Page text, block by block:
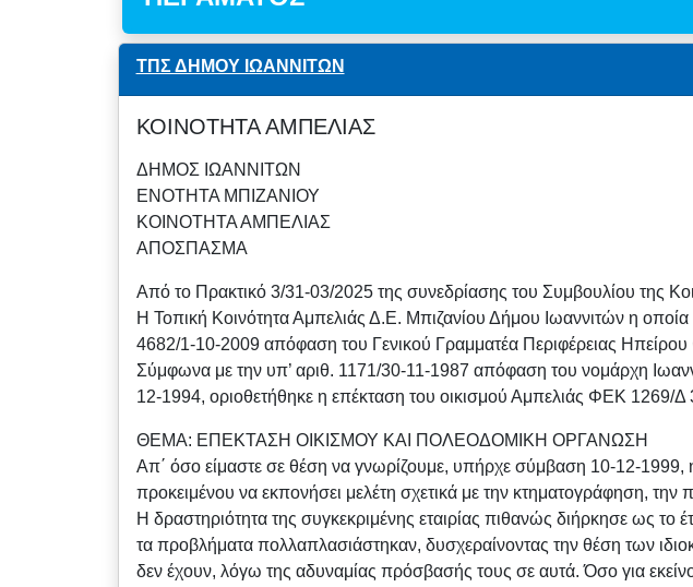
ΤΠΣ ΔΗΜΟΥ ΙΩΑΝΝΙΤΩΝ
ΚΟΙΝΟΤΗΤΑ ΑΜΠΕΛΙΑΣ
ΔΗΜΟΣ ΙΩΑΝΝΙΤΩΝ
ΕΝΟΤΗΤΑ ΜΠΙΖΑΝΙΟΥ
ΚΟΙΝΟΤΗΤΑ ΑΜΠΕΛΙΑΣ
ΑΠΟΣΠΑΣΜΑ
Από το Πρακτικό 3/31-03/2025 της συνεδρίασης του Συμβουλίου της
Η Τοπική Κοινότητα Αμπελιάς Δ.Ε. Μπιζανίου Δήμου Ιωαννιτών η
4682/1-10-2009 απόφαση του Γενικού Γραμματέα Περιφέρειας
Σύμφωνα με την υπ’ αριθ. 1171/30-11-1987 απόφαση του νομάρχη
12-1994, οριοθετήθηκε η επέκταση του οικισμού Αμπελιάς ΦΕΚ 1269/
ΘΕΜΑ: ΕΠΕΚΤΑΣΗ ΟΙΚΙΣΜΟΥ ΚΑΙ ΠΟΛΕΟΔΟΜΙΚΗ ΟΡΓΑΝΩΣΗ
Απ΄ όσο είμαστε σε θέση να γνωρίζουμε, υπήρχε σύμβαση 10-12-
προκειμένου να εκπονήσει μελέτη σχετικά με την κτηματογράφηση,
Η δραστηριότητα της συγκεκριμένης εταιρίας πιθανώς διήρκησε ως το
τα προβλήματα πολλαπλασιάστηκαν, δυσχεραίνοντας την θέση των
δεν έχουν, λόγω της αδυναμίας πρόσβασής τους σε αυτά. Όσο για